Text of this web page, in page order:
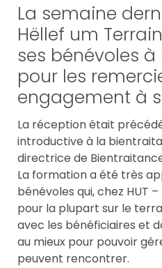
La semaine
Hëllef um
ses bénévoles
pour les
engagement à
La réception était
introductive à la
directrice de
La formation a été très
bénévoles qui, chez HUT
pour la plupart sur le
avec les bénéficiaires et
au mieux pour pouvoir
peuvent rencontrer.